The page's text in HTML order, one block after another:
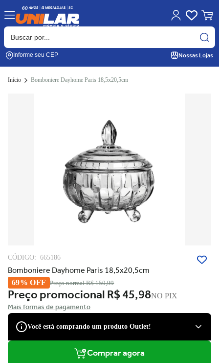
Informe seu CEP Nossas Lojas
Início Bomboniere Dayhome Paris 18,5x20,5cm
CÓDIGO: 665186
Bomboniere Dayhome Paris 18,5x20,5cm
69% OFF Preço normalR$ 150,99
Preço promocionalR$ 45,98NO PIX
Mais formas de pagamento
Você está comprando um produto Outlet!
São produtos com desconto de várias marcas, que podem apresentar
Comprar agora